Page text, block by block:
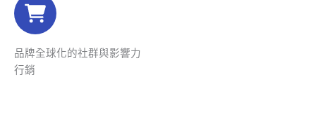
品牌全球化的社群與影響力
行銷